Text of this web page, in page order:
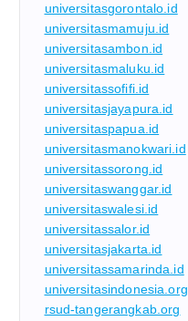
universitasgorontalo.id
universitasmamuju.id
universitasambon.id
universitasmaluku.id
universitassofifi.id
universitasjayapura.id
universitaspapua.id
universitasmanokwari.id
universitassorong.id
universitaswanggar.id
universitaswalesi.id
universitassalor.id
universitasjakarta.id
universitassamarinda.id
universitasindonesia.org
rsud-tangerangkab.org